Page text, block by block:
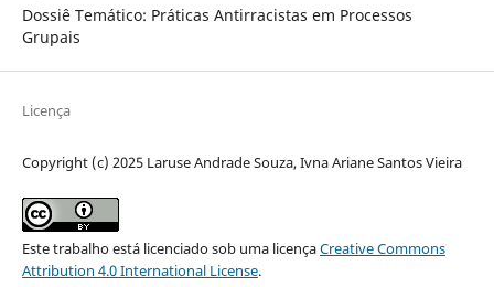
Dossiê Temático: Práticas Antirracistas em Processos
Grupais
Licença
Copyright (c) 2025 Laruse Andrade Souza, Ivna Ariane Santos Vieira
Este trabalho está licenciado sob uma licençaCreative Commons
Attribution 4.0 International License.